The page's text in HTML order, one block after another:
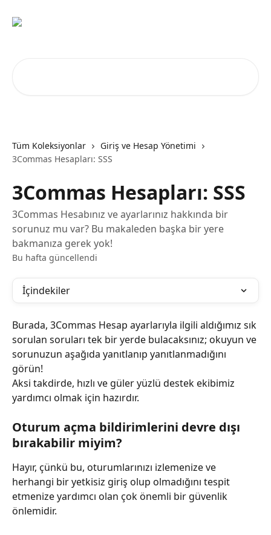
Tüm Koleksiyonlar
Giriş ve Hesap Yönetimi
3Commas Hesapları: SSS
3Commas Hesapları: SSS
3Commas Hesabınız ve ayarlarınız hakkında bir
sorunuz mu var? Bu makaleden başka bir yere
bakmanıza gerek yok!
Bu hafta güncellendi
İçindekiler
Burada, 3Commas Hesap ayarlarıyla ilgili aldığımız sık
sorulan soruları tek bir yerde bulacaksınız; okuyun ve
sorunuzun aşağıda yanıtlanıp yanıtlanmadığını
görün!
Aksi takdirde, hızlı ve güler yüzlü destek ekibimiz
yardımcı olmak için hazırdır.
Oturum açma bildirimlerini devre dışı
bırakabilir miyim?
Hayır, çünkü bu, oturumlarınızı izlemenize ve
herhangi bir yetkisiz giriş olup olmadığını tespit
etmenize yardımcı olan çok önemli bir güvenlik
önlemidir.